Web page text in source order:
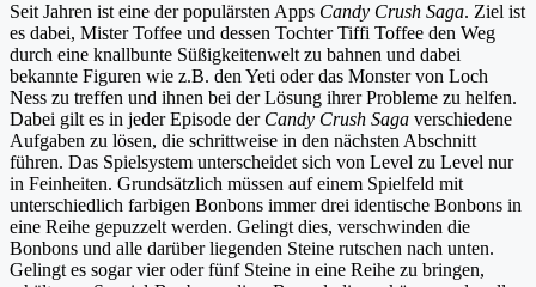
Seit Jahren ist eine der populärsten Apps Candy Crush Saga. Ziel ist
es dabei, Mister Toffee und dessen Tochter Tiffi Toffee den Weg
durch eine knallbunte Süßigkeitenwelt zu bahnen und dabei
bekannte Figuren wie z.B. den Yeti oder das Monster von Loch
Ness zu treffen und ihnen bei der Lösung ihrer Probleme zu helfen.
Dabei gilt es in jeder Episode der Candy Crush Saga verschiedene
Aufgaben zu lösen, die schrittweise in den nächsten Abschnitt
führen. Das Spielsystem unterscheidet sich von Level zu Level nur
in Feinheiten. Grundsätzlich müssen auf einem Spielfeld mit
unterschiedlich farbigen Bonbons immer drei identische Bonbons in
eine Reihe gepuzzelt werden. Gelingt dies, verschwinden die
Bonbons und alle darüber liegenden Steine rutschen nach unten.
Gelingt es sogar vier oder fünf Steine in eine Reihe zu bringen,